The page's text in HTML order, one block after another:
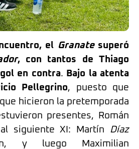
el Granatesuperó
, con tantos de Thiago
en contra. Bajo la atenta
Pellegrino, puesto que
hicieron la pretemporada
presentes, Román
siguiente XI: Martín
Díaz
y luego Maximilian